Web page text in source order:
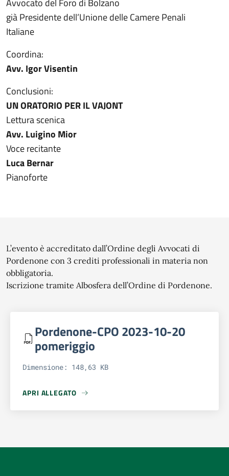
Avvocato del Foro di Bolzano
già Presidente dell’Unione delle Camere Penali
Italiane
Coordina:
Avv. Igor Visentin
Conclusioni:
UN ORATORIO PER IL VAJONT
Lettura scenica
Avv. Luigino Mior
Voce recitante
Luca Bernar
Pianoforte
L’evento è accreditato dall’Ordine degli Avvocati di
Pordenone con 3 crediti professionali in materia non
obbligatoria.
Iscrizione tramite Albosfera dell’Ordine di Pordenone.
Pordenone-CPO 2023-10-20
pomeriggio
Dimensione: 148,63 KB
APRI ALLEGATO
APRI ALLEGATO PORDENONE-CPO 2023-10-20